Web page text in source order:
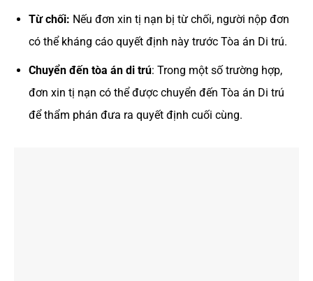
Từ chối: Nếu đơn xin tị nạn bị từ chối, người nộp đơn
có thể kháng cáo quyết định này trước Tòa án Di trú.
Chuyển đến tòa án di trú: Trong một số trường hợp,
đơn xin tị nạn có thể được chuyển đến Tòa án Di trú
để thẩm phán đưa ra quyết định cuối cùng.